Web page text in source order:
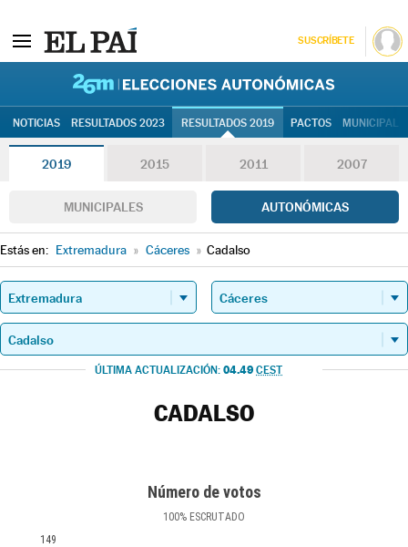
SUSCRÍBETE
NOTICIAS RESULTADOS 2023 RESULTADOS 2019 PACTOS
2019 2015 2011 2007
MUNICIPALES AUTONÓMICAS
Estás en: Extremadura » Cáceres » Cadalso
ÚLTIMA ACTUALIZACIÓN: 04.49 CEST
CADALSO
Número de votos
100% ESCRUTADO
149